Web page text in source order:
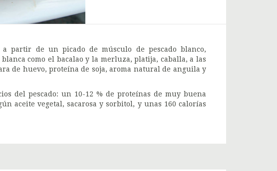
partir de un picado de músculo de pescado blanco,
como el bacalao y la merluza, platija, caballa, a las
de huevo, proteína de soja, aroma natural de anguila y
del pescado: un 10-12 % de proteínas de muy buena
aceite vegetal, sacarosa y sorbitol, y unas 160 calorías